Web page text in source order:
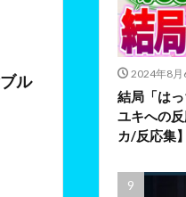
ル
2024年8月
結局「は
ユキへの
カ/反応集】